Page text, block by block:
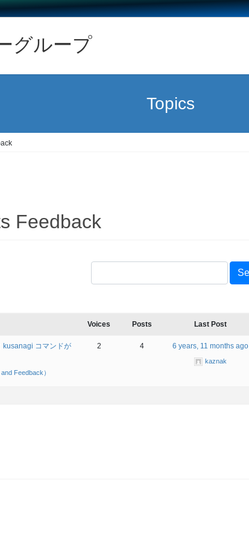
グループ
Topics
Feedback
Voices Posts Last Post
kusanagi コマンドが
Feedback）
2 4 6 years, 11 months ago
kaznak